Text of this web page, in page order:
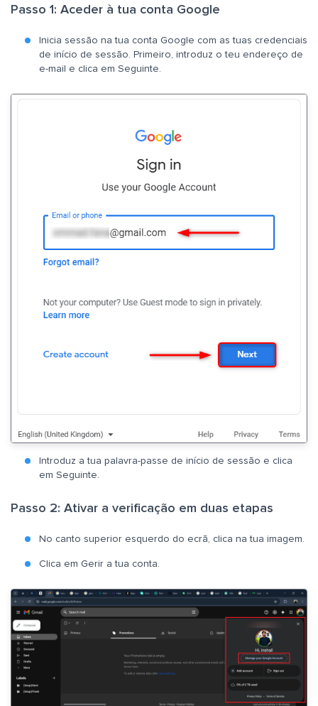
Passo 1: Aceder à tua conta Google
Inicia sessão na tua conta Google com as tuas credenciais
de início de sessão. Primeiro, introduz o teu endereço de
e-mail e clica em Seguinte.
Introduz a tua palavra-passe de início de sessão e clica
em Seguinte.
Passo 2: Ativar a verificação em duas etapas
No canto superior esquerdo do ecrã, clica na tua imagem.
Clica em Gerir a tua conta.